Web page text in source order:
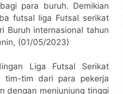
para buruh. Demikian
futsal liga Futsal serikat
Buruh internasional tahun
(01/05/2023)
Liga Futsal Serikat
tim-tim dari para pekerja
dengan menjunjung tinggi